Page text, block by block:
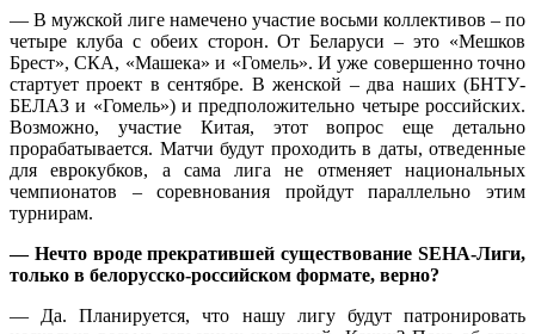
— В мужской лиге намечено участие восьми коллективов – по
четыре клуба с обеих сторон. От Беларуси – это «Мешков
Брест», СКА, «Машека» и «Гомель». И уже совершенно точно
стартует проект в сентябре. В женской – два наших (БНТУ-
БЕЛАЗ и «Гомель») и предположительно четыре российских.
Возможно, участие Китая, этот вопрос еще детально
прорабатывается. Матчи будут проходить в даты, отведенные
для еврокубков, а сама лига не отменяет национальных
чемпионатов – соревнования пройдут параллельно этим
турнирам.
— Нечто вроде прекратившей существование SEHA-Лиги,
только в белорусско-российском формате, верно?
— Да. Планируется, что нашу лигу будут патронировать